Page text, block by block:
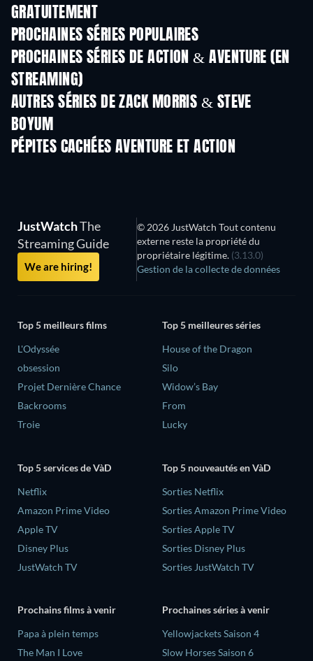
GRATUITEMENTSérie
PROCHAINES SÉRIES POPULAIRES
Série Série
PROCHAINES SÉRIES DE ACTION & AVENTURE (EN
STREAMING)Saison 2
AUTRES SÉRIES DE ZACK MORRIS & STEVE
BOYUM
PÉPITES CACHÉES AVENTURE ET ACTION
Série
JustWatchThe
Streaming Guide
We are hiring!
© 2026 JustWatch Tout contenu
externe reste la propriété du
propriétaire légitime. (3.13.0)
Gestion de la collecte de données
Top 5 meilleurs films
L'Odyssée
obsession
Projet Dernière Chance
Backrooms
Troie
Top 5 meilleures séries
House of the Dragon
Silo
Widow’s Bay
From
Lucky
Top 5 services de VàD
Netflix
Amazon Prime Video
Apple TV
Disney Plus
JustWatch TV
Top 5 nouveautés en VàD
Sorties Netflix
Sorties Amazon Prime Video
Sorties Apple TV
Sorties Disney Plus
Sorties JustWatch TV
Prochains films à venir
‎Papa à plein temps
The Man I Love
Prochaines séries à venir
Yellowjackets Saison 4
Slow Horses Saison 6